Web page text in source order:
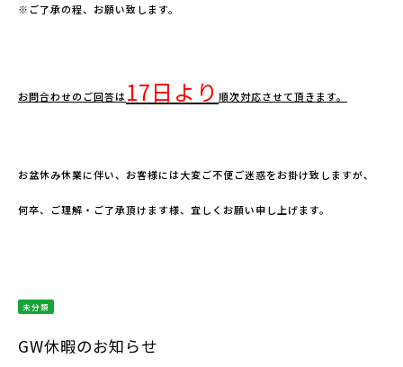
※ご了承の程、お願い致します。
お問合わせのご回答は 17日より 順次対応させて頂きます。
お盆休み休業に伴い、お客様には大変ご不便ご迷惑をお掛け致しますが、
何卒、ご理解・ご了承頂けます様、宜しくお願い申し上げます。
未分類
GW休暇のお知らせ